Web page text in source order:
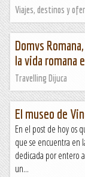
Viajes, destinos y
Domvs
la vida romana
Travelling Dijuca
El museo de
En el post de hoy os
que se encuentra en
dedicada por entero
un...